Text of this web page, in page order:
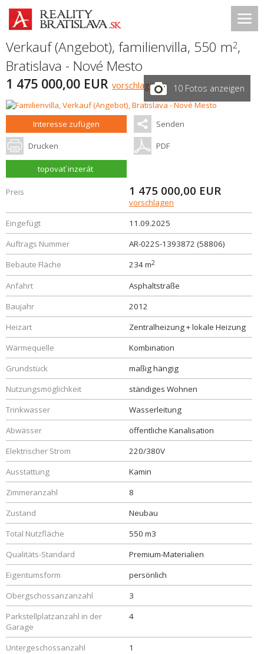
Verkauf (Angebot), familienvilla, 550 m2,
Bratislava - Nové Mesto
1 475 000,00 EUR vorschlagen 10 Fotos anzeigen
Interesse zufügen Senden
Drucken PDF
topovať inzerát
Preis 1 475 000,00 EUR
vorschlagen
Eingefügt
11.09.2025
Auftrags Nummer
AR-022S-1393872 (58806)
Bebaute Fläche
234 m2
Anfahrt
Asphaltstraße
Baujahr
2012
Heizart
Zentralheizung + lokale Heizung
Wärmequelle
Kombination
Grundstück
maßig hängig
Nutzungsmöglichkeit
ständiges Wohnen
Trinkwasser
Wasserleitung
Abwässer
öffentliche Kanalisation
Elektrischer Strom
220/380V
Ausstattung
Kamin
Zimmeranzahl
8
Zustand
Neubau
Total Nutzfläche
550 m3
Qualitäts-Standard
Premium-Materialien
Eigentumsform
persönlich
Obergschossanzanzahl
3
Parkstellplatzanzahl in der
Garage
4
Untergeschossanzahl
1